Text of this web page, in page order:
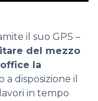
il suo GPS –
del mezzo
la
a disposizione il
in tempo